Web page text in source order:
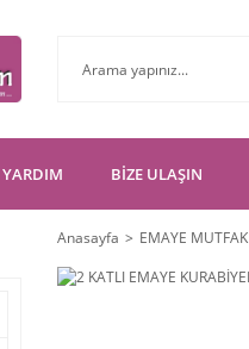
YARDIM BİZE ULAŞIN
Anasayfa EMAYE MUTFAK